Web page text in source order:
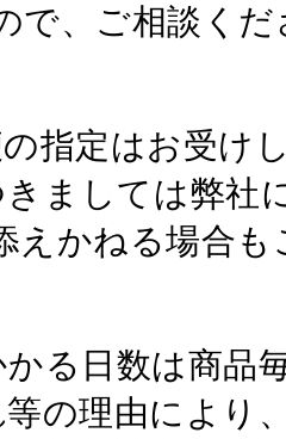
で、ご相談くだ
指定はお受け
ましては弊社
えかねる場合
る日数は商品
の理由により